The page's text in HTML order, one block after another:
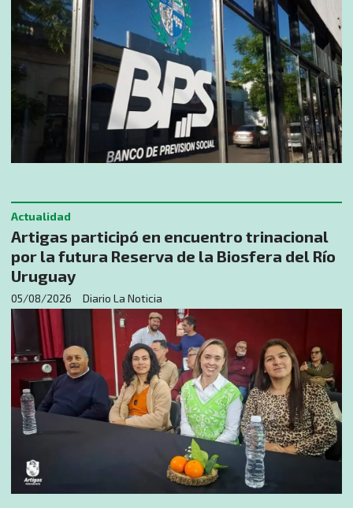
Artigas participó en encuentro trinacional
por la futura Reserva de la Biosfera del Río
Uruguay
Diario La Noticia
Actualidad
05/08/2026